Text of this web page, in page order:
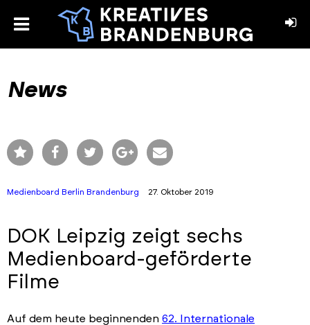
toggle
News
Medienboard Berlin Brandenburg 27. Oktober 2019
DOK Leipzig zeigt sechs
Medienboard-geförderte
Filme
Auf dem heute beginnenden 62. Internationale